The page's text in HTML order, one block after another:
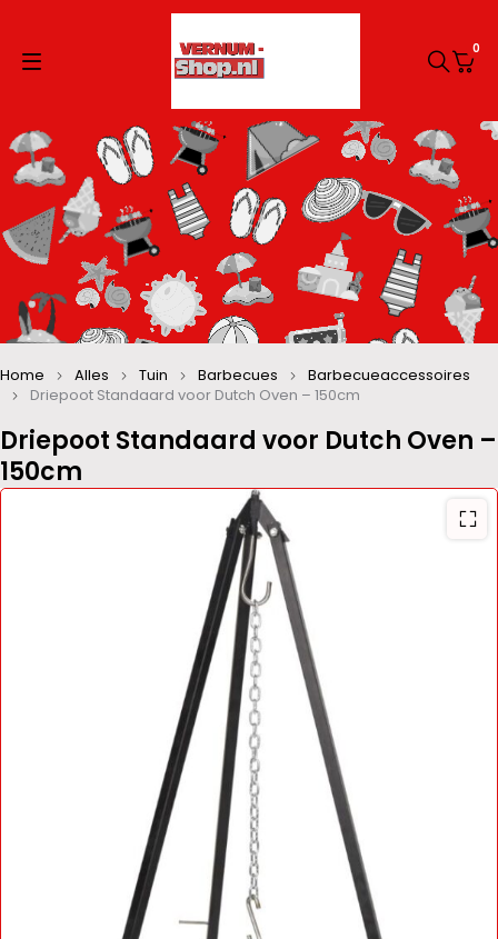
0
Driepoot Standaard voor Dutch Oven –
150cm
Home Alles Tuin Barbecues
Barbecueaccessoires
Driepoot Standaard voor Dutch Oven – 150cm